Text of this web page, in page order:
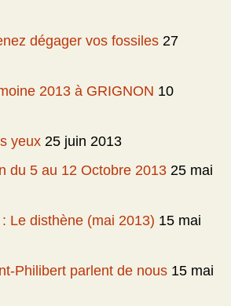
dégager vos fossiles 27
2013 à GRIGNON 10
yeux 25 juin 2013
du 5 au 12 Octobre 2013 25 mai
: Le disthène (mai 2013) 15 mai
Philibert parlent de nous 15 mai